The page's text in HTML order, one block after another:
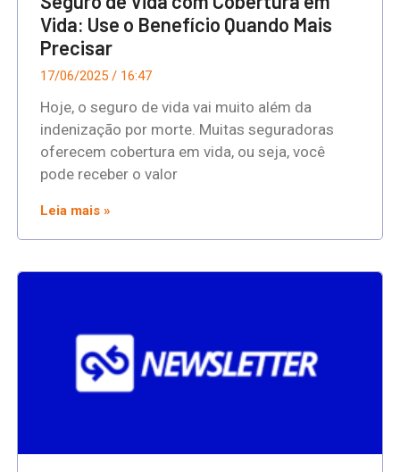
Vida: Use o Benefício Quando Mais
Precisar
17/06/2025 16:47
Hoje, o seguro de vida vai muito além da
indenização por morte. Muitas seguradoras
oferecem cobertura em vida, ou seja, você
pode receber o valor
Leia mais »